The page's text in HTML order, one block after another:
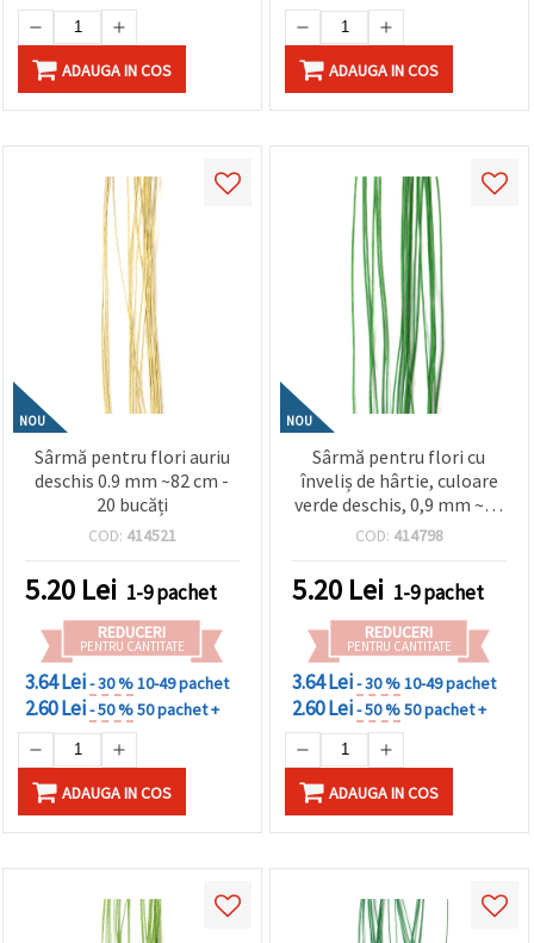
ADAUGA IN COS ADAUGA IN COS
NOU
Sârmă pentru flori auriu
deschis 0.9 mm ~82 cm -
20 bucăți
COD: 414521
5.20 Lei 1-9 pachet
REDUCERI
PENTRU CANTITATE
3.64 Lei- 30 %10-49 pachet
2.60 Lei- 50 %50 pachet +
ADAUGA IN COS
NOU
Sârmă pentru flori cu
înveliș de hârtie, culoare
verde deschis, 0,9 mm ~80
cm - 20 bucăți
COD: 414798
5.20 Lei 1-9 pachet
REDUCERI
PENTRU CANTITATE
3.64 Lei- 30 %10-49 pachet
2.60 Lei- 50 %50 pachet +
ADAUGA IN COS